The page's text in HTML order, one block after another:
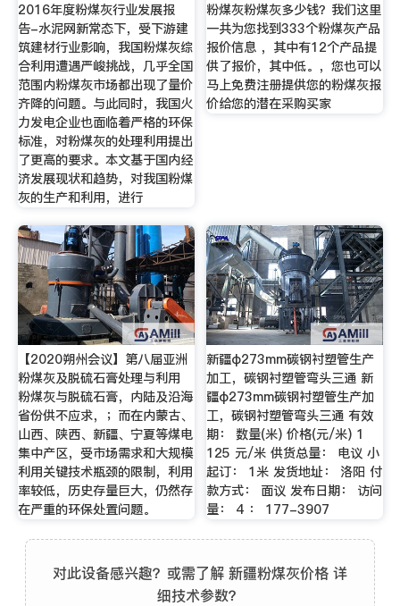
2016年度粉煤灰行业发展报
告-水泥网新常态下，受下游建
筑建材行业影响，我国粉煤灰综
合利用遭遇严峻挑战，几乎全国
范围内粉煤灰市场都出现了量价
齐降的问题。与此同时，我国火
力发电企业也面临着严格的环保
标准，对粉煤灰的处理利用提出
了更高的要求。本文基于国内经
济发展现状和趋势，对我国粉煤
灰的生产和利用，进行
粉煤灰粉煤灰多少钱？我们这里
一共为您找到333个粉煤灰产品
报价信息 ，其中有12个产品提
供了报价，其中低。，您也可以
马上免费注册提供您的粉煤灰报
价给您的潜在采购买家
【2020朔州会议】第八届亚洲
粉煤灰及脱硫石膏处理与利用
粉煤灰与脱硫石膏，内陆及沿海
省份供不应求，；而在内蒙古、
山西、陕西、新疆、宁夏等煤电
集中产区，受市场需求和大规模
利用关键技术瓶颈的限制，利用
率较低，历史存量巨大，仍然存
在严重的环保处置问题。
新疆φ273mm碳钢衬塑管生产
加工，碳钢衬塑管弯头三通 新
疆φ273mm碳钢衬塑管生产加
工，碳钢衬塑管弯头三通 有效
期： 数量(米) 价格(元/米) 1
125 元/米 供货总量： 电议 小
起订： 1米 发货地址： 洛阳 付
款方式： 面议 发布日期： 访问
量： 4 ： 177-3907
对此设备感兴趣？或需了解 新疆粉煤灰价格 详
细技术参数？